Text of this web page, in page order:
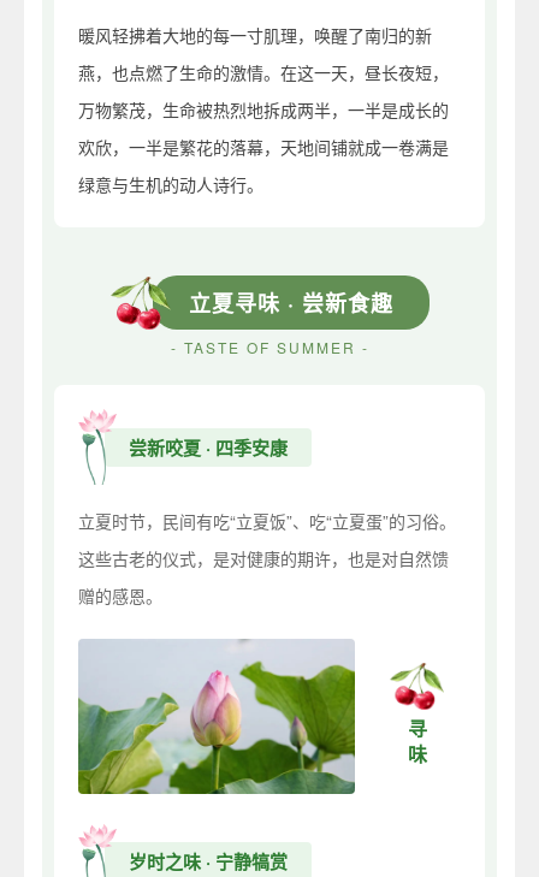
暖风轻拂着大地的每一寸肌理，唤醒了南归的新
燕，也点燃了生命的激情。在这一天，昼长夜短，
万物繁茂，生命被热烈地拆成两半，一半是成长的
欢欣，一半是繁花的落幕，天地间铺就成一卷满是
绿意与生机的动人诗行。
立夏寻味 · 尝新食趣
- TASTE OF SUMMER -
尝新咬夏 · 四季安康
立夏时节，民间有吃“立夏饭”、吃“立夏蛋”的习俗。
这些古老的仪式，是对健康的期许，也是对自然馈
赠的感恩。
寻味
岁时之味 · 宁静犒赏